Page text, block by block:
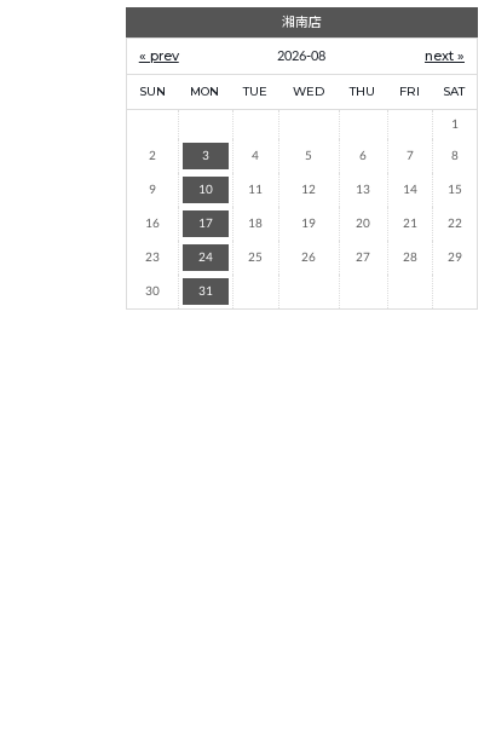
湘南店
« prev
2026-08 next »
SUN MON TUE WED THU FRI SAT
1
2
3 4 5 6 7 8
9 10 11 12 13 14 15
16 17 18 19 20 21 22
23 24 25 26 27 28 29
30 31